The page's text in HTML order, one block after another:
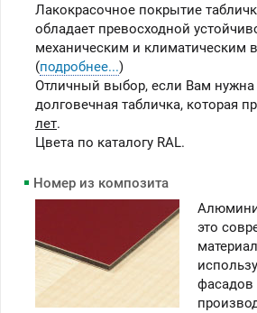
Лакокрасочное покрытие
обладает превосходной
механическим и климатическим
(подробнее...)
Отличный выбор, если Вам нужна
долговечная табличка, которая
лет.
Цвета по каталогу RAL.
Номер из композита
это
фасадов